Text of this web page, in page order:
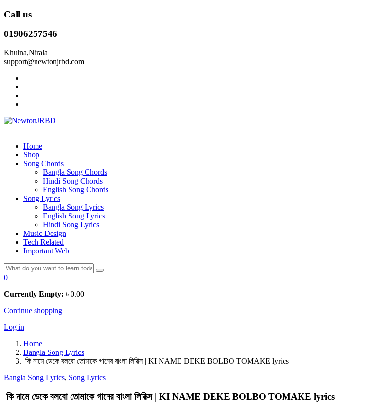
Call us
01906257546
Khulna,Nirala
support@newtonjrbd.com
Home
Shop
Song Chords
Bangla Song Chords
Hindi Song Chords
English Song Chords
Song Lyrics
Bangla Song Lyrics
English Song Lyrics
Hindi Song Lyrics
Music Design
Tech Related
Important Web
0
Currently Empty: ৳ 0.00
Continue shopping
Log in
Home
Bangla Song Lyrics
কি নামে ডেকে বলবো তোমাকে গানের বাংলা লিরিক্স | KI NAME DEKE BOLBO TOMAKE lyrics
Bangla Song Lyrics, Song Lyrics
কি নামে ডেকে বলবো তোমাকে গানের বাংলা লিরিক্স | KI NAME DEKE BOLBO TOMAKE lyrics